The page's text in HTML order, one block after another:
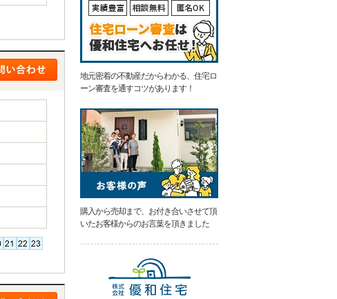
地元密着の不動産だからわかる、住宅ロ
ーン審査を通すコツがあります！
購入から売却まで、お付き合いさせて頂
いたお客様からのお言葉を頂きました